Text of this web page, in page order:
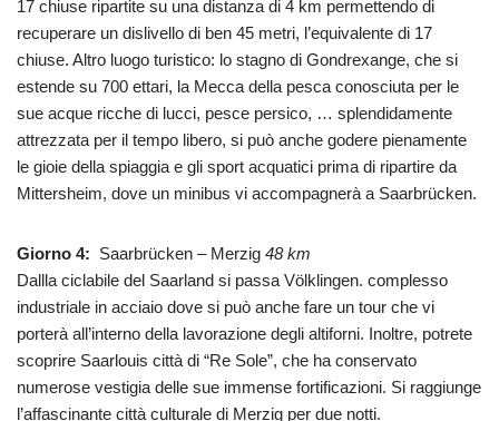
17 chiuse ripartite su una distanza di 4 km permettendo di
recuperare un dislivello di ben 45 metri, l’equivalente di 17
chiuse. Altro luogo turistico: lo stagno di Gondrexange, che si
estende su 700 ettari, la Mecca della pesca conosciuta per le
sue acque ricche di lucci, pesce persico, … splendidamente
attrezzata per il tempo libero, si può anche godere pienamente
le gioie della spiaggia e gli sport acquatici prima di ripartire da
Mittersheim, dove un minibus vi accompagnerà a Saarbrücken.
Giorno 4: Saarbrücken – Merzig 48 km
Dallla ciclabile del Saarland si passa Völklingen. complesso
industriale in acciaio dove si può anche fare un tour che vi
porterà all’interno della lavorazione degli altiforni. Inoltre, potrete
scoprire Saarlouis città di “Re Sole”, che ha conservato
numerose vestigia delle sue immense fortificazioni. Si raggiunge
l’affascinante città culturale di Merzig per due notti.